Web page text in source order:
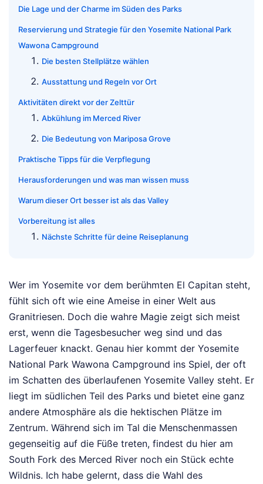
Die Lage und der Charme im Süden des Parks
Reservierung und Strategie für den Yosemite National Park
Wawona Campground
Die besten Stellplätze wählen
Ausstattung und Regeln vor Ort
Aktivitäten direkt vor der Zelttür
Abkühlung im Merced River
Die Bedeutung von Mariposa Grove
Praktische Tipps für die Verpflegung
Herausforderungen und was man wissen muss
Warum dieser Ort besser ist als das Valley
Vorbereitung ist alles
Nächste Schritte für deine Reiseplanung
Wer im Yosemite vor dem berühmten El Capitan steht,
fühlt sich oft wie eine Ameise in einer Welt aus
Granitriesen. Doch die wahre Magie zeigt sich meist
erst, wenn die Tagesbesucher weg sind und das
Lagerfeuer knackt. Genau hier kommt der Yosemite
National Park Wawona Campground ins Spiel, der oft
im Schatten des überlaufenen Yosemite Valley steht. Er
liegt im südlichen Teil des Parks und bietet eine ganz
andere Atmosphäre als die hektischen Plätze im
Zentrum. Während sich im Tal die Menschenmassen
gegenseitig auf die Füße treten, findest du hier am
South Fork des Merced River noch ein Stück echte
Wildnis. Ich habe gelernt, dass die Wahl des